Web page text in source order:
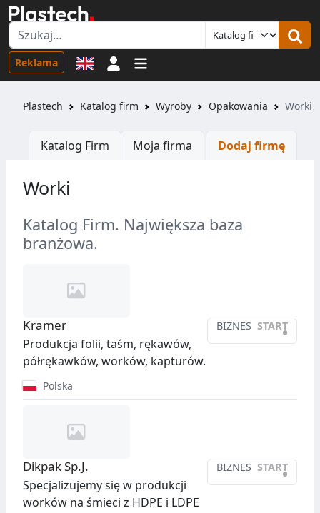
Reklama Logowanie
Plastech Katalog firm Wyroby Opakowania Worki
Katalog Firm Moja firma Dodaj firmę
Worki
Katalog Firm. Największa baza
branżowa.
BIZNES START
•
Kramer
Produkcja folii, taśm, rękawów,
półrękawków, worków, kapturów.
Polska
BIZNES START
•
Dikpak Sp.J.
Specjalizujemy się w produkcji
worków na śmieci z HDPE i LDPE